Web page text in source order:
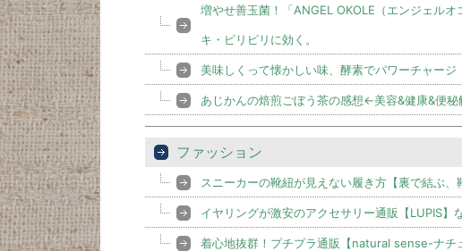
増やせ善玉菌！「ANGEL OKOLE（エンジェル
キ・ピリピリに効く。
美味しくって懐かしい味、酵素でパワーチャー
あじかんの焙煎ごぼう茶の感想←美容&健康&便秘
ファッション
スニーカーの靴紐が見えない履き方【裏で結ぶ、
イヤリングが激安のアクセサリー通販【LUPIS】
着心地抜群！プチプラ通販【natural sense-ナチ